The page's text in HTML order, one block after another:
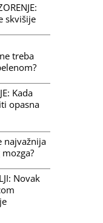
skvišije
treba
Kada
opasna
najvažnija
Novak